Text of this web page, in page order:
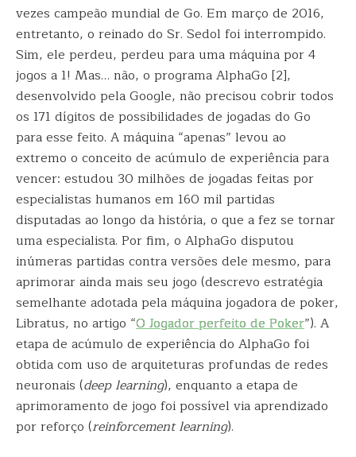
vezes campeão mundial de Go. Em março de 2016,
entretanto, o reinado do Sr. Sedol foi interrompido.
Sim, ele perdeu, perdeu para uma máquina por 4
jogos a 1! Mas… não, o programa AlphaGo [2],
desenvolvido pela Google, não precisou cobrir todos
os 171 dígitos de possibilidades de jogadas do Go
para esse feito. A máquina “apenas” levou ao
extremo o conceito de acúmulo de experiência para
vencer: estudou 30 milhões de jogadas feitas por
especialistas humanos em 160 mil partidas
disputadas ao longo da história, o que a fez se tornar
uma especialista. Por fim, o AlphaGo disputou
inúmeras partidas contra versões dele mesmo, para
aprimorar ainda mais seu jogo (descrevo estratégia
semelhante adotada pela máquina jogadora de poker,
Libratus, no artigo “O Jogador perfeito de Poker”). A
etapa de acúmulo de experiência do AlphaGo foi
obtida com uso de arquiteturas profundas de redes
neuronais (deep learning), enquanto a etapa de
aprimoramento de jogo foi possível via aprendizado
por reforço (reinforcement learning).